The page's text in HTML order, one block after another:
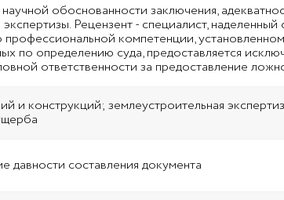
обоснованности заключения,
Рецензент - специалист, наделенный
профессиональной компетенции,
по определению суда, предоставляется
ответственности за предоставление
и конструкций; землеустроительная
давности составления документа